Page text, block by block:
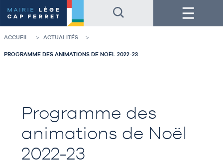
au
contenu
de
la
au
pied
de
page
Menu
ACCUEIL ACTUALITÉS
PROGRAMME DES ANIMATIONS DE NOËL 2022-23
Programme des
animations de Noël
2022-23